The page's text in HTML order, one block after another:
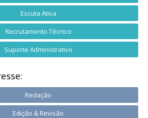
Escuta Ativa
Recrutamento Técnico
Suporte Administrativo
Redação
Edição & Revisão